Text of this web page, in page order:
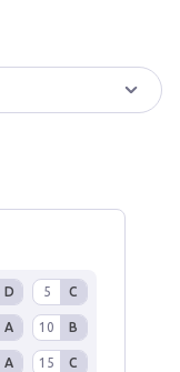
D 5 C
A 10 B
A 15 C